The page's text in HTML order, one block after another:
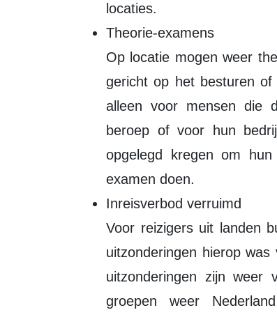
locaties.
Theorie-examens
Op locatie mogen weer
gericht op het besturen
alleen voor mensen die
beroep of voor hun
opgelegd kregen om
examen doen.
Inreisverbod verruimd
Voor reizigers uit landen
uitzonderingen hierop
uitzonderingen zijn weer
groepen weer